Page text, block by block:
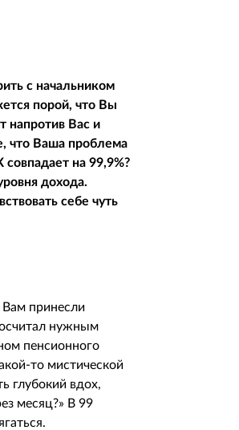
с начальником
порой, что Вы
напротив Вас и
что Ваша проблема
на 99,9%?
дохода.
себе чуть
Вам принесли
нужным
пенсионного
то мистической
глубокий вдох,
месяц?» В 99